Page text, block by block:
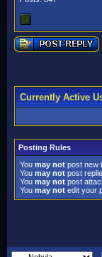
Currently Active
Posting Rules
You may not post new
You may not post
You may not post
You may not edit your